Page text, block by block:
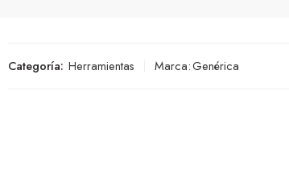
Categoría: Herramientas Marca:Genérica